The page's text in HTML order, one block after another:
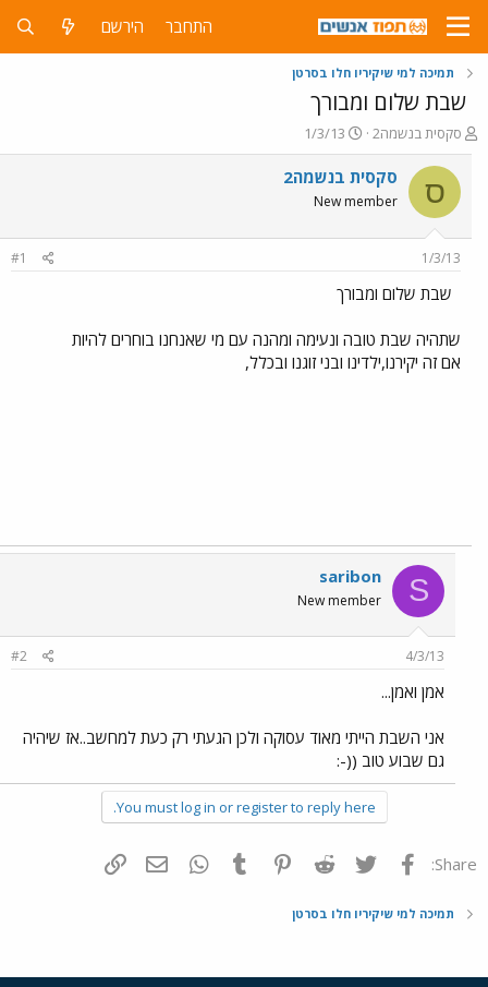
התחבר הירשם
תמיכה למי שיקיריו חלו בסרטן
שבת שלום ומבורך
פ
ו
ת
ח
ה
ש
סקסית בנשמה2
פ
ו
ר
ם
ר
1/3/13
ס סקסית בנשמה2
New member
1/3/13
#1
שבת שלום ומבורך
שתהיה שבת טובה ונעימה ומהנה עם מי שאנחנו בוחרים להיות
אם זה יקירנו,ילדינו ובני זוגנו ובכלל,
S
saribon
New member
4/3/13
#2
אמן ואמן...
אני השבת הייתי מאוד עסוקה ולכן הגעתי רק כעת למחשב..אז שיהיה
גם שבוע טוב ((-:
You must log in or register to reply here.
Share: פייסבוק Twitter
Reddit
Pinterest
Tumblr
WhatsAppדואר אלקטרוני
תמיכה למי שיקיריו חלו בסרטן